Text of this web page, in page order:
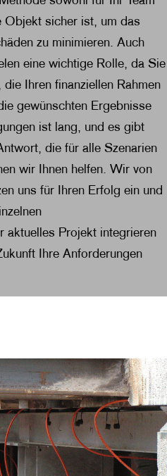
Objekt sicher ist, um das
zu minimieren. Auch
eine wichtige Rolle, da Sie
Ihren finanziellen Rahmen
gewünschten Ergebnisse
ist lang, und es gibt
die für alle Szenarien
wir Ihnen helfen. Wir von
uns für Ihren Erfolg ein und
aktuelles Projekt integrieren
Ihre Anforderungen
bieten unsere
und flexible
richtigen Kombination aus
und Zylindern ist das